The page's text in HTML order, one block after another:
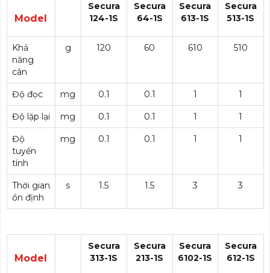
Model
Secura
124-1S
Secura
64-1S
Secura
613-1S
Secura
513-1S
Khả
năng
cân
g 120 60 610 510
Độ đọc mg 0.1 0.1 1 1
Độ lặp lại mg 0.1 0.1 1 1
Độ
tuyến
tính
mg 0.1 0.1 1 1
Thời gian
ổn định
s 1.5 1.5 3 3
Model
Secura
313-1S
Secura
213-1S
Secura
6102-1S
Secura
612-1S